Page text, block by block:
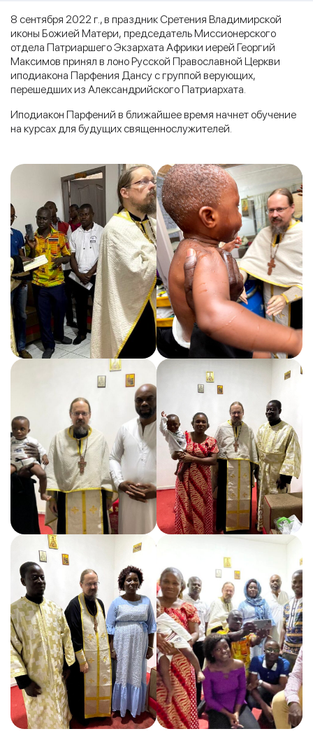
8 сентября 2022 г., в праздник Сретения Владимирской
иконы Божией Матери, председатель Миссионерского
отдела Патриаршего Экзархата Африки иерей Георгий
Максимов принял в лоно Русской Православной Церкви
иподиакона Парфения Дансу с группой верующих,
перешедших из Александрийского Патриархата.
Иподиакон Парфений в ближайшее время начнет обучение
на курсах для будущих священнослужителей.